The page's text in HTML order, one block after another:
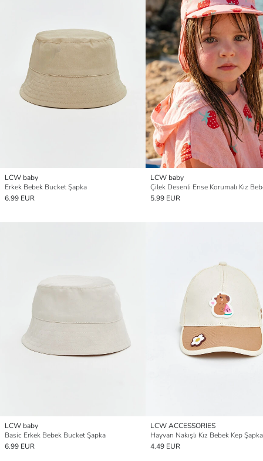
LCW baby
Erkek Bebek Bucket Şapka
6.99 EUR
LCW baby
5.99 EUR
LCW baby
Basic Erkek Bebek Bucket Şapka
6.99 EUR
LCW ACCESSORIES
Hayvan Nakışlı Kız Bebek Kep Şapka
4.49 EUR